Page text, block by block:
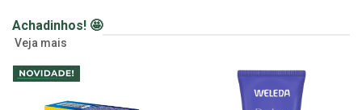
Achadinhos! 🤩
Veja mais